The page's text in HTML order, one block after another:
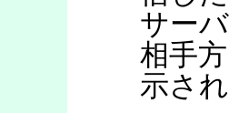
サー
相手
示さ